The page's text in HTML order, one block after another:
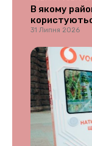
В якому
31 Липня 2026